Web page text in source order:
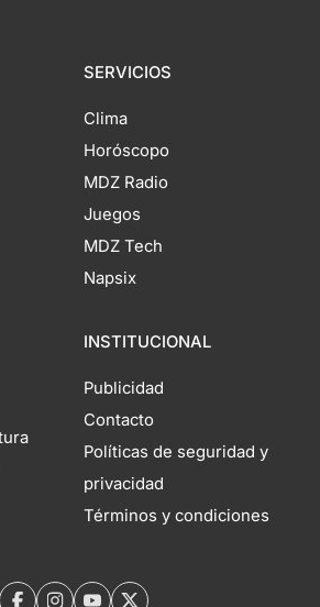
SERVICIOS
Clima
Horóscopo
MDZ Radio
Juegos
MDZ Tech
Napsix
INSTITUCIONAL
Publicidad
Contacto
Políticas de seguridad y
privacidad
Términos y condiciones